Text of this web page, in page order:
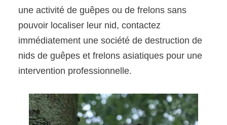
une activité de guêpes ou de frelons sans
pouvoir localiser leur nid, contactez
immédiatement une société de destruction de
nids de guêpes et frelons asiatiques pour une
intervention professionnelle.